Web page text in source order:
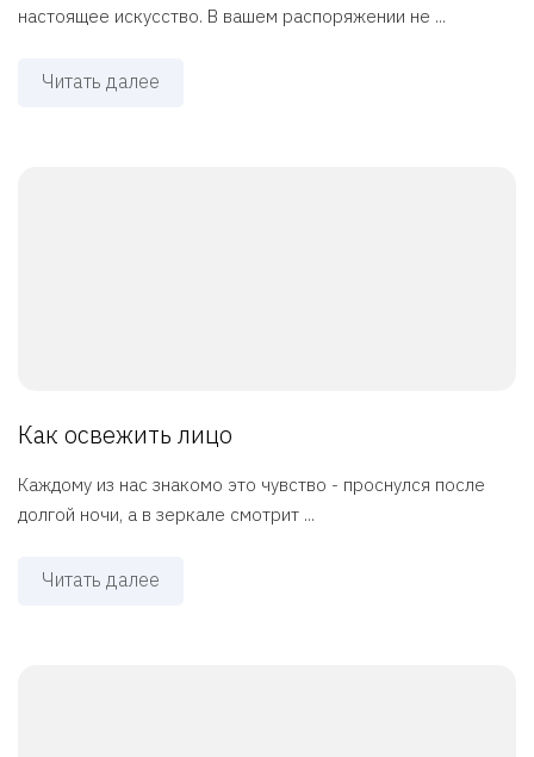
настоящее искусство. В вашем распоряжении не ...
Читать далее
Как освежить лицо
Каждому из нас знакомо это чувство - проснулся после
долгой ночи, а в зеркале смотрит ...
Читать далее